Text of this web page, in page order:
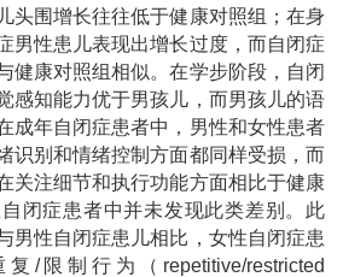
头围增长往往低于健康对照组；在身
男性患儿表现出增长过度，而自闭症
健康对照组相似。在学步阶段，自闭
感知能力优于男孩儿，而男孩儿的语
成年自闭症患者中，男性和女性患者
识别和情绪控制方面都同样受损，而
关注细节和执行功能方面相比于健康
闭症患者中并未发现此类差别。此
男性自闭症患儿相比，女性自闭症患
复 /限制行为（ repetitive/restricted